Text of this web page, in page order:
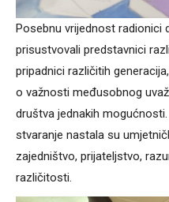
Posebnu vrijednost radionici
prisustvovali predstavnici
pripadnici različitih
o važnosti međusobnog
društva jednakih
stvaranje nastala su
zajedništvo, prijateljstvo,
različitosti.